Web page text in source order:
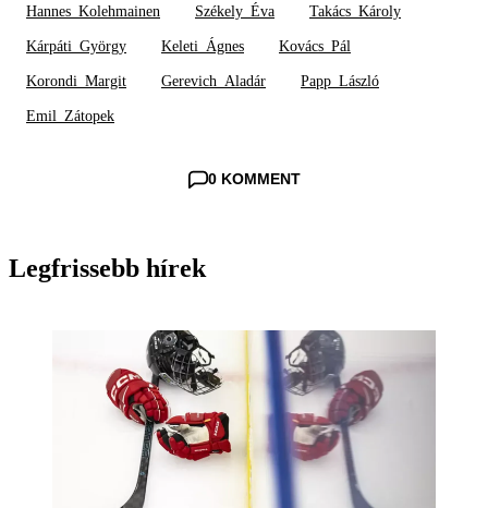
Hannes_Kolehmainen Székely_Éva Takács_Károly
Kárpáti_György Keleti_Ágnes Kovács_Pál
Korondi_Margit Gerevich_Aladár Papp_László
Emil_Zátopek
0 KOMMENT
Legfrissebb hírek